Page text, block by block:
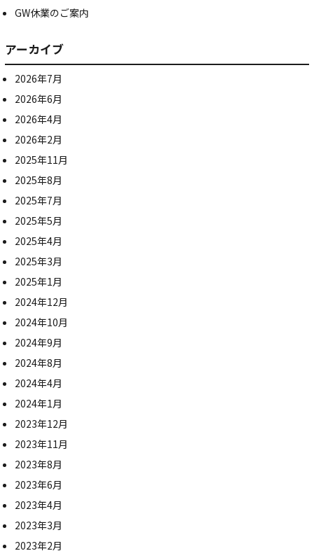
GW休業のご案内
アーカイブ
2026年7月
2026年6月
2026年4月
2026年2月
2025年11月
2025年8月
2025年7月
2025年5月
2025年4月
2025年3月
2025年1月
2024年12月
2024年10月
2024年9月
2024年8月
2024年4月
2024年1月
2023年12月
2023年11月
2023年8月
2023年6月
2023年4月
2023年3月
2023年2月